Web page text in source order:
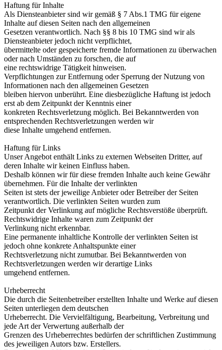
Haftung für Inhalte
Als Diensteanbieter sind wir gemäß § 7 Abs.1 TMG für eigene
Inhalte auf diesen Seiten nach den allgemeinen
Gesetzen verantwortlich. Nach §§ 8 bis 10 TMG sind wir als
Diensteanbieter jedoch nicht verpflichtet,
übermittelte oder gespeicherte fremde Informationen zu überwachen
oder nach Umständen zu forschen, die auf
eine rechtswidrige Tätigkeit hinweisen.
Verpflichtungen zur Entfernung oder Sperrung der Nutzung von
Informationen nach den allgemeinen Gesetzen
bleiben hiervon unberührt. Eine diesbezügliche Haftung ist jedoch
erst ab dem Zeitpunkt der Kenntnis einer
konkreten Rechtsverletzung möglich. Bei Bekanntwerden von
entsprechenden Rechtsverletzungen werden wir
diese Inhalte umgehend entfernen.
Haftung für Links
Unser Angebot enthält Links zu externen Webseiten Dritter, auf
deren Inhalte wir keinen Einfluss haben.
Deshalb können wir für diese fremden Inhalte auch keine Gewähr
übernehmen. Für die Inhalte der verlinkten
Seiten ist stets der jeweilige Anbieter oder Betreiber der Seiten
verantwortlich. Die verlinkten Seiten wurden zum
Zeitpunkt der Verlinkung auf mögliche Rechtsverstöße überprüft.
Rechtswidrige Inhalte waren zum Zeitpunkt der
Verlinkung nicht erkennbar.
Eine permanente inhaltliche Kontrolle der verlinkten Seiten ist
jedoch ohne konkrete Anhaltspunkte einer
Rechtsverletzung nicht zumutbar. Bei Bekanntwerden von
Rechtsverletzungen werden wir derartige Links
umgehend entfernen.
Urheberrecht
Die durch die Seitenbetreiber erstellten Inhalte und Werke auf diesen
Seiten unterliegen dem deutschen
Urheberrecht. Die Vervielfältigung, Bearbeitung, Verbreitung und
jede Art der Verwertung außerhalb der
Grenzen des Urheberrechtes bedürfen der schriftlichen Zustimmung
des jeweiligen Autors bzw. Erstellers.